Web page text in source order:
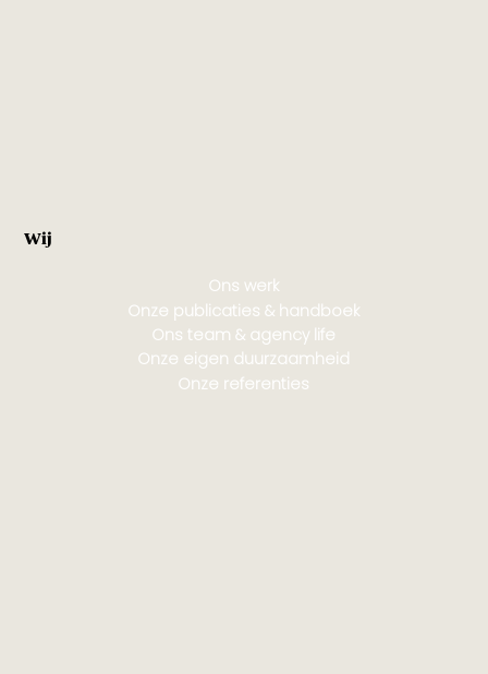
Wij
Ons werk
Onze publicaties & handboek
Ons team & agency life
Onze eigen duurzaamheid
Onze referenties